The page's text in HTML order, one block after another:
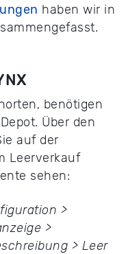
haben wir in
benötigen
Über den
auf der
Leerverkauf
sehen:
>
>
> Leer